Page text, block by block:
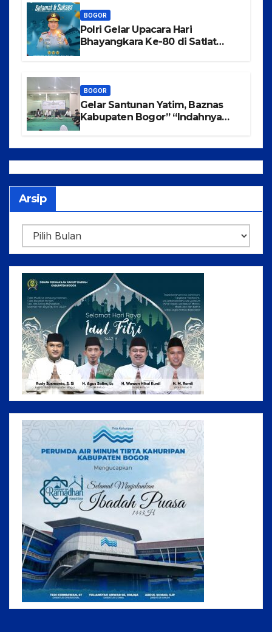
BOGOR
Polri Gelar Upacara Hari
Bhayangkara Ke-80 di Satlat
BOGOR
Gelar Santunan Yatim, Baznas
Kabupaten Bogor” “Indahnya
Arsip
Arsip